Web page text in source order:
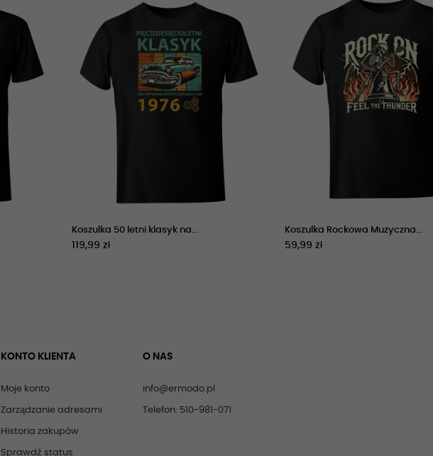
Koszulka 50 letni klasyk na...
119,99 zł
Koszulka Rockowa Muzyczna...
59,99 zł
KONTO KLIENTA
Moje konto
Zarządzanie adresami
Historia zakupów
Sprawdź status
O NAS
info@ermodo.pl
Telefon: 510-981-071